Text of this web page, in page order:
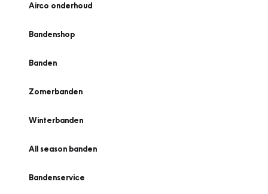
Airco onderhoud
Bandenshop
Banden
Zomerbanden
Winterbanden
All season banden
Bandenservice